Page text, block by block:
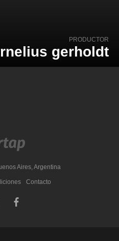
PRODUCTOR
gerholdt
Aires, Argentina
Contacto